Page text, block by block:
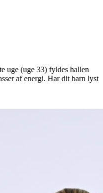
uge (uge 33) fyldes hallen
af energi. Har dit barn lyst